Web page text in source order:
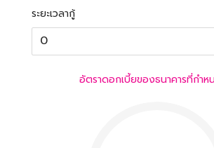
ระยะเวลากู้
อัตราดอกเบี้ยของธนาคารที่กำห